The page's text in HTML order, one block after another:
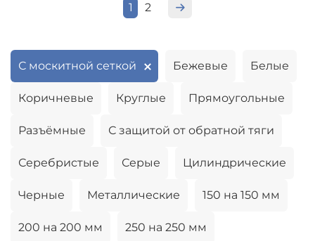
1 2
С москитной сеткой Бежевые Белые
Коричневые Круглые Прямоугольные
Разъёмные С защитой от обратной тяги
Серебристые Серые Цилиндрические
Черные Металлические 150 на 150 мм
200 на 200 мм 250 на 250 мм